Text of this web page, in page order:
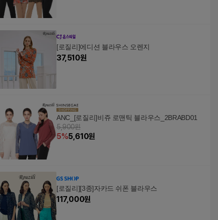
[로질리]에디션 블라우스 오렌지
37,510원
ANC_[로질리]비쥬 로맨틱 블라우스_2BRABD01
5,900원
5%5,610원
[로질리][3종]자카드 쉬폰 블라우스
117,000원